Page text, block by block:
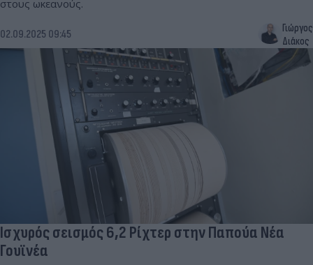
στους ωκεανούς.
02.09.2025 09:45
Γιώργος
Διάκος
Ισχυρός σεισμός 6,2 Ρίχτερ στην Παπούα Νέα
Γουϊνέα